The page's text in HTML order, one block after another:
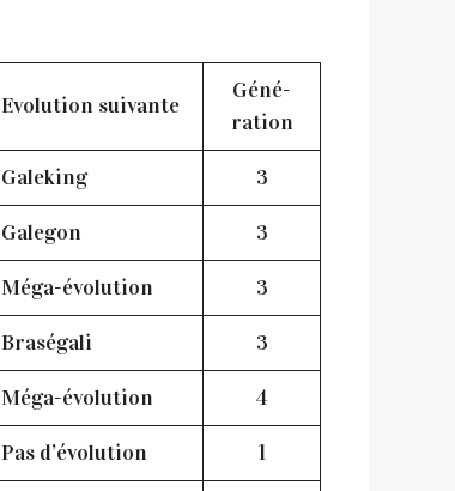
Evolution suivante
Géné-
ration
Galeking 3
Galegon 3
Méga-évolution 3
Braségali 3
Méga-évolution 4
Pas d’évolution 1